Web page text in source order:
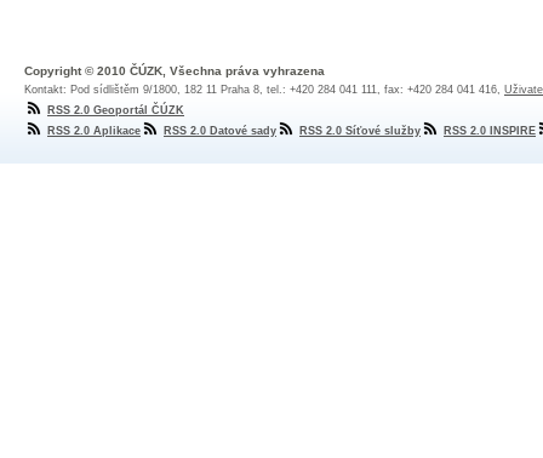
Copyright © 2010 ČÚZK, Všechna práva vyhrazena
Kontakt: Pod sídlištěm 9/1800, 182 11 Praha 8, tel.: +420 284 041 111, fax: +420 284 041 416,
RSS 2.0 Geoportál ČÚZK
RSS 2.0 Aplikace
RSS 2.0 Datové sady RSS 2.0 Síťové služby RSS 2.0 INSPIRE